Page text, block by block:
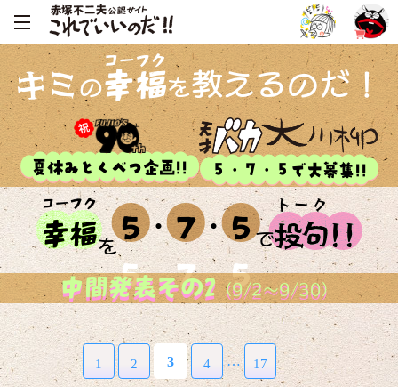
夏休みとくべつ企画!!
キミの幸福
コーフク
を教えるのだ！
５・７・５で大募集!!
幸福
コーフク
を
５ ・ ７・５で投句
トーク
!!
中間発表その2 （9/2～9/30）
1 2 3 4 … 17